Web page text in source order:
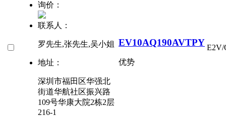
询价：
联系人：
罗先生,张先生,吴小姐
地址：
深圳市福田区华强北
街道华航社区振兴路
109号华康大院2栋2层
216-1
EV10AQ190AVTPY
优势
E2V/